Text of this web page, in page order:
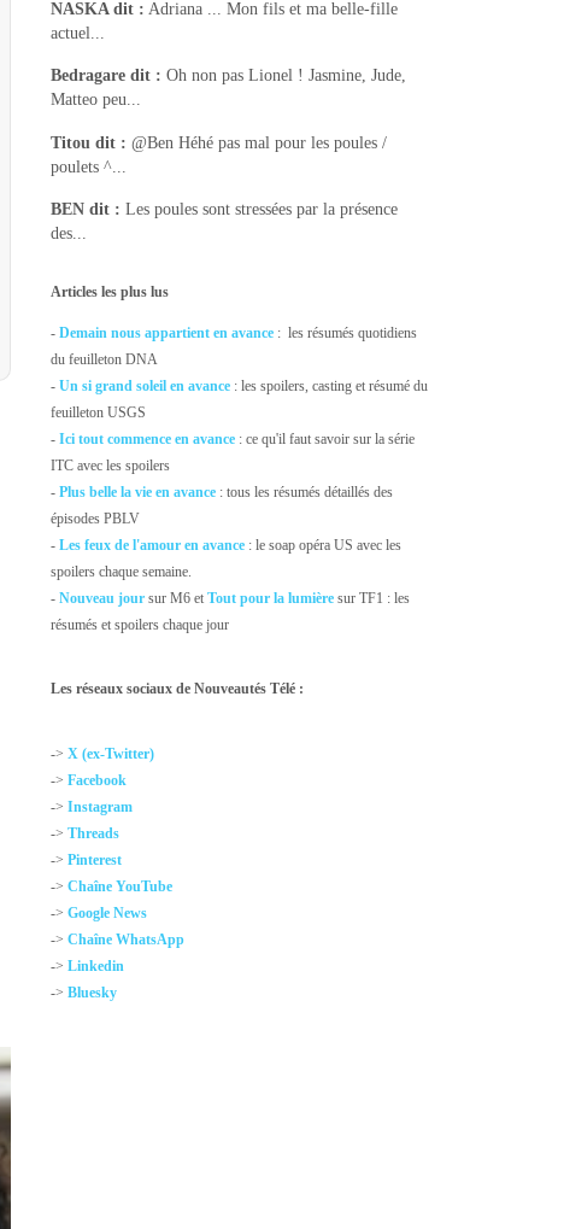
NASKA dit : Adriana ... Mon fils et ma belle-fille
actuel...
Bedragare dit : Oh non pas Lionel ! Jasmine, Jude,
Matteo peu...
Titou dit : @Ben Héhé pas mal pour les poules /
poulets ^...
BEN dit : Les poules sont stressées par la présence
des...
Articles les plus lus
-Demain nous appartient en avance : les résumés quotidiens
du feuilleton DNA
-Un si grand soleil en avance : les spoilers, casting et résumé du
feuilleton USGS
-Ici tout commence en avance : ce qu'il faut savoir sur la série
ITC avec les spoilers
- Plus belle la vie en avance : tous les résumés détaillés des
épisodes PBLV
-Les feux de l'amour en avance : le soap opéra US avec les
spoilers chaque semaine.
-Nouveau jour sur M6 etTout pour la lumière sur TF1 : les
résumés et spoilers chaque jour
Les réseaux sociaux de Nouveautés Télé :
->X (ex-Twitter)
->Facebook
->Instagram
->Threads
->Pinterest
->Chaîne YouTube
->Google News
->Chaîne WhatsApp
->Linkedin
->Bluesky